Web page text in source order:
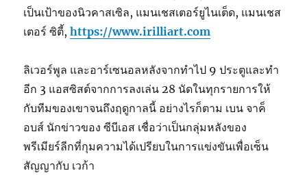
เป็นเป้าของนิวคาสเซิล, แมนเชสเตอร์ยูไนเต็ด, แมนเชส
เตอร์ ซิตี้,https://www.irilliart.com
ลิเวอร์พูล และอาร์เซนอลหลังจากทำไป 9 ประตูและทำ
อีก 3 แอสซิสต์จากการลงเล่น 28 นัดในทุกรายการให้
กับทีมของเขาจนถึงฤดูกาลนี้ อย่างไรก็ตาม เบน จาค็
อบส์ นักข่าวของ ซีบีเอส เชื่อว่าเป็นกลุ่มหลังของ
พรีเมียร์ลีกที่กุมความได้เปรียบในการแข่งขันเพื่อเซ็น
สัญญากับ เวก้า